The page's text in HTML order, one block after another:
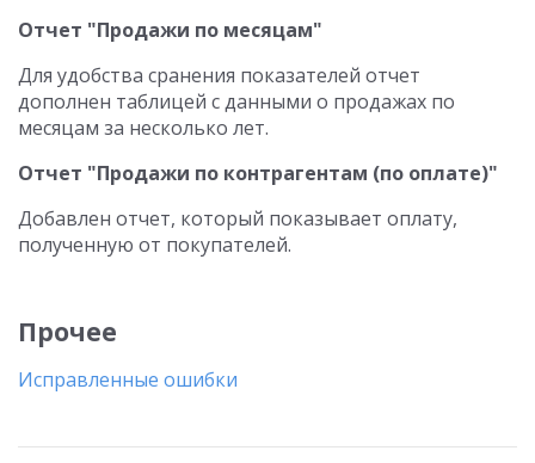
Отчет "Продажи по месяцам"
Для удобства сранения показателей отчет
дополнен таблицей с данными о продажах по
месяцам за несколько лет.
Отчет "Продажи по контрагентам (по оплате)"
Добавлен отчет, который показывает оплату,
полученную от покупателей.
Прочее
Исправленные ошибки